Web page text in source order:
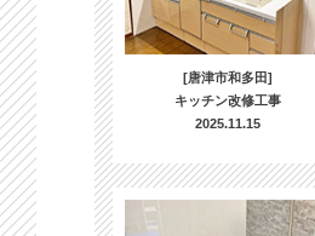
[唐津市和多田]
キッチン改修工事
2025.11.15